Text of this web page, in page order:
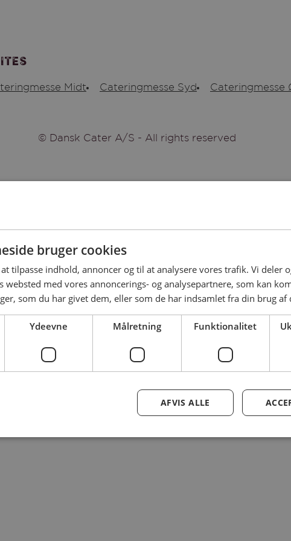
Midt Cateringmesse Syd Cateringmesse
© Dansk Cater A/S - All rights reserved
bruger cookies
tilpasse indhold, annoncer og til at analysere vores trafik. Vi deler
websted med vores annoncerings- og analysepartnere, som kan
som du har givet dem, eller som de har indsamlet fra din brug af
Ydeevne Målretning Funktionalitet
AFVIS ALLE